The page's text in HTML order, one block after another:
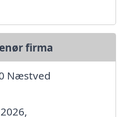
firma
Næstved